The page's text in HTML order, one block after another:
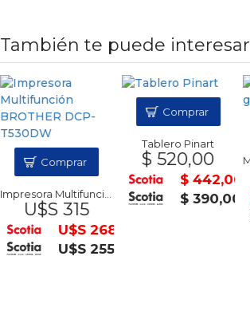
También te puede interesar
Impresora Multifunción BROTHER DCP-T530DW
U$S 315
U$S 268
U$S 255
Comprar
Tablero Pinart
$ 520,00
$ 442,00
$ 390,00
Comprar